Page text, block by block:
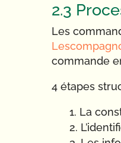
2.3
Les
commande
4 étapes
La